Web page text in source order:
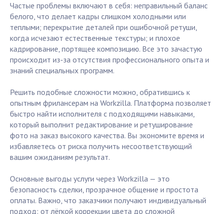
Частые проблемы включают в себя: неправильный баланс
белого, что делает кадры слишком холодными или
теплыми; перекрытие деталей при ошибочной ретуши,
когда исчезают естественные текстуры; и плохое
кадрирование, портящее композицию. Все это зачастую
происходит из-за отсутствия профессионального опыта и
знаний специальных программ.
Решить подобные сложности можно, обратившись к
опытным фрилансерам на Workzilla. Платформа позволяет
быстро найти исполнителя с подходящими навыками,
который выполнит редактирование и ретуширование
фото на заказ высокого качества. Вы экономите время и
избавляетесь от риска получить несоответствующий
вашим ожиданиям результат.
Основные выгоды услуги через Workzilla — это
безопасность сделки, прозрачное общение и простота
оплаты. Важно, что заказчики получают индивидуальный
подход: от лёгкой коррекции цвета до сложной